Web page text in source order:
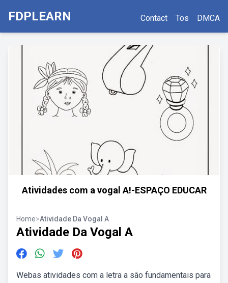
FDPLEARN Contact Tos DMCA
Atividades com a vogal A!-ESPAÇO EDUCAR
Home>Atividade Da Vogal A
Atividade Da Vogal A
Webas atividades com a letra a são fundamentais para